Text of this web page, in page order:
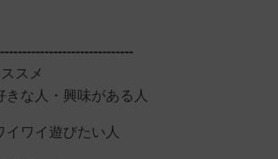
スメ
な人・興味がある人
ワイ遊びたい人